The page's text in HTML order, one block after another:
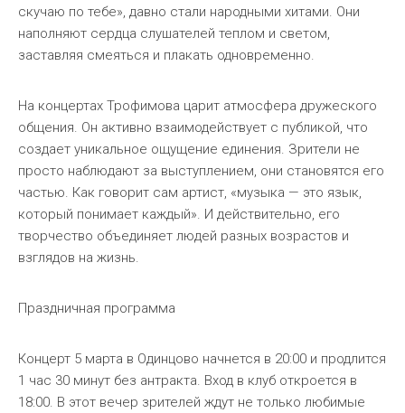
скучаю по тебе», давно стали народными хитами. Они
наполняют сердца слушателей теплом и светом,
заставляя смеяться и плакать одновременно.
На концертах Трофимова царит атмосфера дружеского
общения. Он активно взаимодействует с публикой, что
создает уникальное ощущение единения. Зрители не
просто наблюдают за выступлением, они становятся его
частью. Как говорит сам артист, «музыка — это язык,
который понимает каждый». И действительно, его
творчество объединяет людей разных возрастов и
взглядов на жизнь.
Праздничная программа
Концерт 5 марта в Одинцово начнется в 20:00 и продлится
1 час 30 минут без антракта. Вход в клуб откроется в
18:00. В этот вечер зрителей ждут не только любимые